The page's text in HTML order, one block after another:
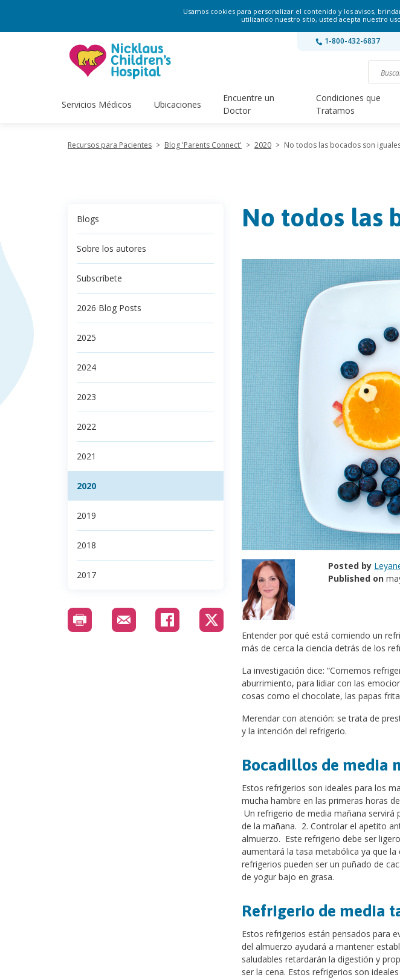
Usamos cookies para personalizar el contenido y los avisos,
utilizando nuestro sitio, usted acepta nuestro
1-800-432-6837
Servicios Médicos Ubicaciones
Encuentre un
Doctor
Condiciones que
Tratamos
Recursos para Pacientes > Blog 'Parents Connect' > 2020 > No todos las bocados son
Blogs
Sobre los autores
Subscríbete
2026 Blog Posts
2025
2024
2023
2022
2021
2020
2019
2018
2017
No todos las
Posted by
Published on
Entender por qué está comiendo un
más de cerca la ciencia detrás de los
La investigación dice: “Comemos
aburrimiento, para lidiar con las
cosas como el chocolate, las papas
Merendar con atención: se trata de
y la intención del refrigerio.
Bocadillos de media
Estos refrigerios son ideales para los
mucha hambre en las primeras horas
Un refrigerio de media mañana servirá
de la mañana. 2. Controlar el apetito
almuerzo. Este refrigerio debe ser
aumentará la tasa metabólica ya que
refrigerios pueden ser un puñado de
de yogur bajo en grasa.
Refrigerio de media
Estos refrigerios están pensados para
del almuerzo ayudará a mantener
saludables retardarán la digestión y
ser la cena. Estos refrigerios son